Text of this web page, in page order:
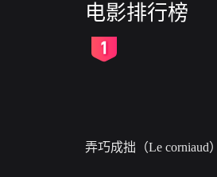
电影排行榜
弄巧成拙（Le corniaud）